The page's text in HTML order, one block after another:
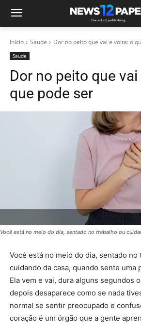
Início Saude Dor no peito que vai e volta: o
Saude
Dor no peito que
que pode ser
Você está no meio do dia, sentado no trabalho ou
Você está no meio do dia, sentado no
cuidando da casa, quando sente uma
Ela vem e vai, dura alguns segundos
depois desaparece como se nada
normal se sentir preocupado e
coração é um órgão que a gente